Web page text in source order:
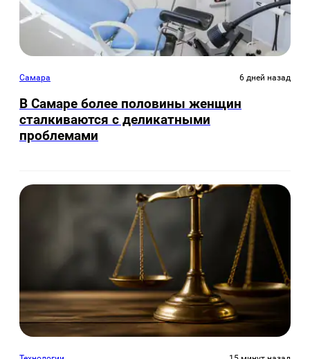
Самара 6 дней назад
В Самаре более половины женщин
сталкиваются с деликатными
проблемами